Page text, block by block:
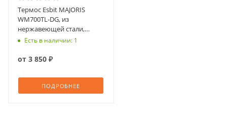
Термос Esbit MAJORIS
WM700TL-DG, из
нержавеющей стали,
черный, 0.7 л
Есть в наличии: 1
от 3 850 ₽
ПОДРОБНЕЕ